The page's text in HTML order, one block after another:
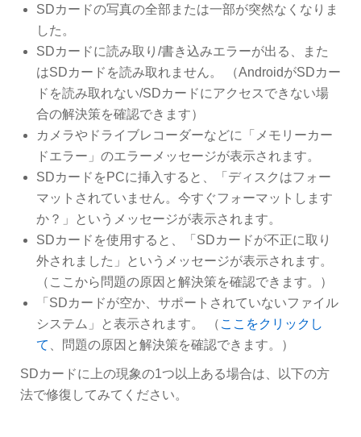
SDカードの写真の全部または一部が突然なくなりま
した。
SDカードに読み取り/書き込みエラーが出る、また
はSDカードを読み取れません。 （AndroidがSDカー
ドを読み取れない/SDカードにアクセスできない場
合の解決策を確認できます）
カメラやドライブレコーダーなどに「メモリーカー
ドエラー」のエラーメッセージが表示されます。
SDカードをPCに挿入すると、「ディスクはフォー
マットされていません。今すぐフォーマットします
か？」というメッセージが表示されます。
SDカードを使用すると、「SDカードが不正に取り
外されました」というメッセージが表示されます。
（ここから問題の原因と解決策を確認できます。）
「SDカードが空か、サポートされていないファイル
システム」と表示されます。 （ ここをクリックし
て
、問題の原因と解決策を確認できます。）
SDカードに上の現象の1つ以上ある場合は、以下の方
法で修復してみてください。